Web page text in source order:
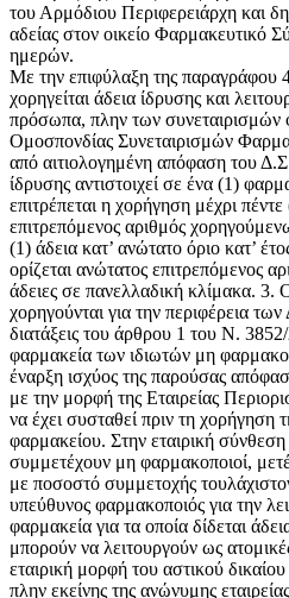
του Αρμόδιου Περιφερειάρχη και
αδείας στον οικείο Φαρμακευτικό
ημερών.
Με την επιφύλαξη της παραγράφου
χορηγείται άδεια ίδρυσης και
πρόσωπα, πλην των
Ομοσπονδίας Συνεταιρισμών
από αιτιολογημένη απόφαση του
ίδρυσης αντιστοιχεί σε ένα (1)
επιτρέπεται η χορήγηση μέχρι
επιτρεπόμενος αριθμός
(1) άδεια κατ’ ανώτατο όριο κατ’
ορίζεται ανώτατος επιτρεπόμενος
άδειες σε πανελλαδική κλίμακα. 3.
χορηγούνται για την περιφέρεια
διατάξεις του άρθρου 1 του Ν.
φαρμακεία των ιδιωτών μη
έναρξη ισχύος της παρούσας
με την μορφή της Εταιρείας
να έχει συσταθεί πριν τη χορήγηση
φαρμακείου. Στην εταιρική
συμμετέχουν μη φαρμακοποιοί,
με ποσοστό συμμετοχής
υπεύθυνος φαρμακοποιός για την
φαρμακεία για τα οποία δίδεται
μπορούν να λειτουργούν ως
εταιρική μορφή του αστικού δικαίου
πλην εκείνης της ανώνυμης